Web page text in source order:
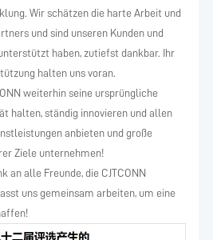
Wir schätzen die harte Arbeit und
und sind unseren Kunden und
haben, zutiefst dankbar. Ihr
halten uns voran.
weiterhin seine ursprüngliche
halten, ständig innovieren und allen
anbieten und große
Ziele unternehmen!
an alle Freunde, die CJTCONN
uns gemeinsam arbeiten, um eine